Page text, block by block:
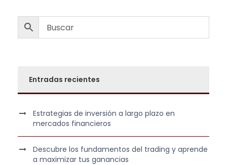
Entradas recientes
Estrategias de inversión a largo plazo en
mercados financieros
Descubre los fundamentos del trading y aprende
a maximizar tus ganancias